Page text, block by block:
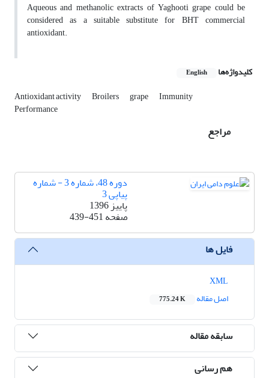
Aqueous and methanolic extracts of Yaghooti grape could be
considered as a suitable substitute for BHT commercial
antioxidant.
کلیدواژه‌ها English
Antioxidant activity Broilers grape Immunity
Performance
مراجع
دوره 48، شماره 3 - شماره
پیاپی 3
پاییز 1396
صفحه439-451
فایل ها
اصل مقاله
775.24 K
سابقه مقاله
هم رسانی